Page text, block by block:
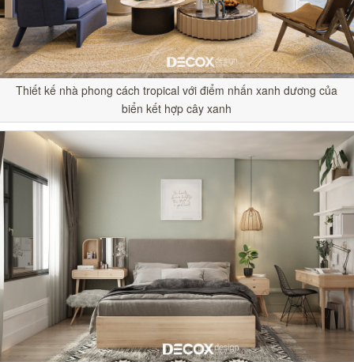
Thiết kế nhà phong cách tropical với điểm nhấn xanh dương của
biển kết hợp cây xanh